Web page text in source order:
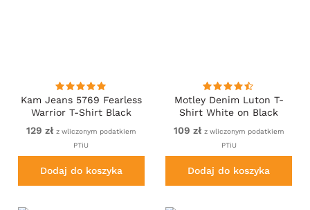
Kam Jeans 5769 Fearless
Warrior T-Shirt Black
129 zł z wliczonym podatkiem
PTiU
Dodaj do koszyka
Motley Denim Luton T-
Shirt White on Black
109 zł z wliczonym podatkiem
PTiU
Dodaj do koszyka